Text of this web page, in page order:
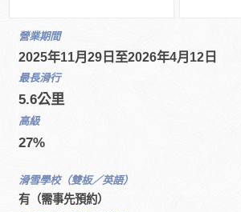
營業期間
2025年11月29日至2026年4月12日
最長滑行
5.6公里
高級
27%
滑雪學校（雙板／英語）
有（需事先預約）